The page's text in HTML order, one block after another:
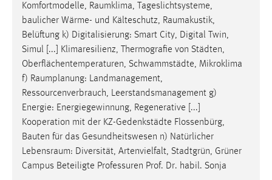
Komfortmodelle, Raumklima, Tageslichtsysteme,
baulicher Wärme- und Kälteschutz, Raumakustik,
Belüftung k) Digitalisierung: Smart City, Digital Twin,
Simul [...] Klimaresilienz, Thermografie von Städten,
Oberflächentemperaturen, Schwammstädte, Mikroklima
f) Raumplanung: Landmanagement,
Ressourcenverbrauch, Leerstandsmanagement g)
Energie: Energiegewinnung, Regenerative [...]
Kooperation mit der KZ-Gedenkstädte Flossenbürg,
Bauten für das Gesundheitswesen n) Natürlicher
Lebensraum: Diversität, Artenvielfalt, Stadtgrün, Grüner
Campus Beteiligte Professuren Prof. Dr. habil. Sonja
Name:
Anbieter:
Facebook
Zweck:
Cookie Laufzeit:
3 Monate